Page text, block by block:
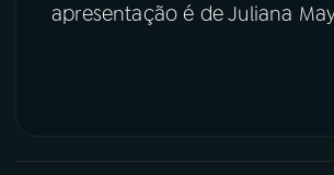
apresentação é de Juliana